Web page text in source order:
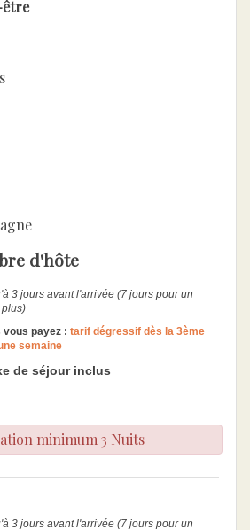
être
d'hôte
3 jours avant l'arrivée (7 jours pour un
vous payez : tarif dégressif dès la 3ème
semaine
de séjour inclus
minimum 3 Nuits
3 jours avant l'arrivée (7 jours pour un